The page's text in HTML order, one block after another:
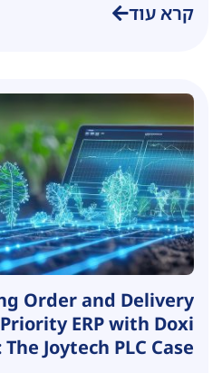
קרא עוד
Order and Delivery
ERP with Doxi
Joytech PLC Case